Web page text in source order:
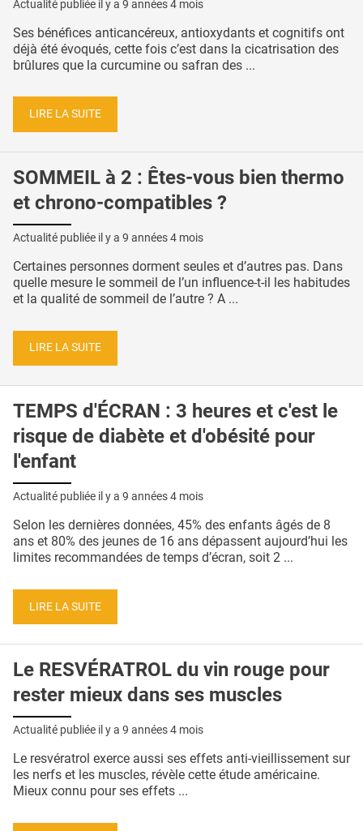
Actualité publiée il y a 9 années 4 mois
Ses bénéfices anticancéreux, antioxydants et cognitifs ont
déjà été évoqués, cette fois c’est dans la cicatrisation des
brûlures que la curcumine ou safran des ...
LIRE LA SUITE
SOMMEIL à 2 : Êtes-vous bien thermo
et chrono-compatibles ?
Actualité publiée il y a 9 années 4 mois
Certaines personnes dorment seules et d’autres pas. Dans
quelle mesure le sommeil de l’un influence-t-il les habitudes
et la qualité de sommeil de l’autre ? A ...
LIRE LA SUITE
TEMPS d'ÉCRAN : 3 heures et c'est le
risque de diabète et d'obésité pour
l'enfant
Actualité publiée il y a 9 années 4 mois
Selon les dernières données, 45% des enfants âgés de 8
ans et 80% des jeunes de 16 ans dépassent aujourd’hui les
limites recommandées de temps d’écran, soit 2 ...
LIRE LA SUITE
Le RESVÉRATROL du vin rouge pour
rester mieux dans ses muscles
Actualité publiée il y a 9 années 4 mois
Le resvératrol exerce aussi ses effets anti-vieillissement sur
les nerfs et les muscles, révèle cette étude américaine.
Mieux connu pour ses effets ...